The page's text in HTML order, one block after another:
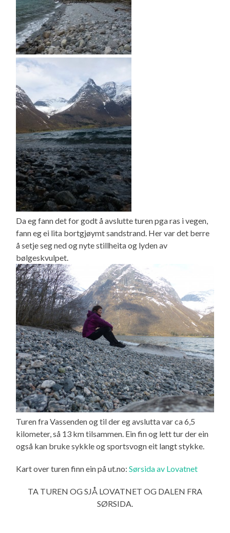
Da eg fann det for godt å avslutte turen pga ras i vegen,
fann eg ei lita bortgjøymt sandstrand. Her var det berre
å setje seg ned og nyte stillheita og lyden av
bølgeskvulpet.
Turen fra Vassenden og til der eg avslutta var ca 6,5
kilometer, så 13 km tilsammen. Ein fin og lett tur der ein
også kan bruke sykkle og sportsvogn eit langt stykke.
Kart over turen finn ein på ut.no:Sørsida av Lovatnet
TA TUREN OG SJÅ LOVATNET OG DALEN FRA
SØRSIDA.